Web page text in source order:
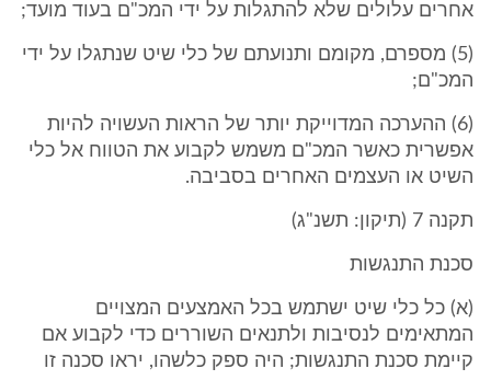
אחרים עלולים שלא להתגלות על ידי המכ"ם בעוד מועד;
(5) מספרם, מקומם ותנועתם של כלי שיט שנתגלו על ידי
המכ"ם;
(6) ההערכה המדוייקת יותר של הראות העשויה להיות
אפשרית כאשר המכ"ם משמש לקבוע את הטווח אל כלי
השיט או העצמים האחרים בסביבה.
תקנה 7 (תיקון: תשנ"ג)
סכנת התנגשות
(א) כל כלי שיט ישתמש בכל האמצעים המצויים
המתאימים לנסיבות ולתנאים השוררים כדי לקבוע אם
קיימת סכנת התנגשות; היה ספק כלשהו, יראו סכנה זו